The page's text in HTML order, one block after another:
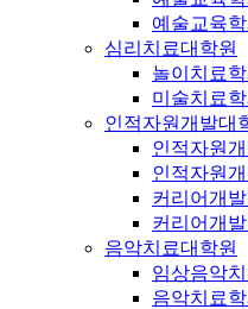
예술교육
심리치료대학원
놀이치료
미술치료
인적자원개발대
인적자원
인적자원
커리어개
커리어개
음악치료대학원
임상음악
음악치료